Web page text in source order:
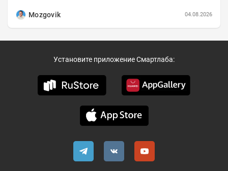
Mozgovik
04.08.2026
Установите приложение Смартлаба: